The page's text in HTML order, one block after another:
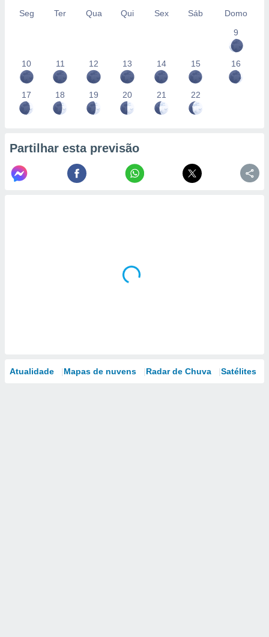
Seg Ter Qua Qui Sex Sáb
Domo
9
10 11 12 13 14 15 16
17 18 19 20 21 22
Partilhar esta previsão
Atualidade Mapas de nuvens Radar de Chuva Satélites